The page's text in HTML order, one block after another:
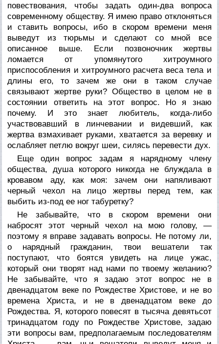
повествования, чтобы задать один-два вопроса
современному обществу. Я имею право отклоняться
и ставить вопросы, ибо в скором времени меня
выведут из тюрьмы и сделают со мной все
описанное выше. Если позвоночник жертвы
ломается от упомянутого хитроумного
приспособления и хитроумного расчета веса тела и
длины его, то зачем же они в таком случае
связывают жертве руки? Общество в целом не в
состоянии ответить на этот вопрос. Но я знаю
почему. И это знает любитель, когда-либо
участвовавший в линчевании и видевший, как
жертва взмахивает руками, хватается за веревку и
ослабляет петлю вокруг шеи, силясь перевести дух.
Еще один вопрос задам я нарядному члену
общества, душа которого никогда не блуждала в
кровавом аду, как моя: зачем они напяливают
черный чехол на лицо жертвы перед тем, как
выбить из-под ее ног табуретку?
Не забывайте, что в скором времени они
набросят этот черный чехол на мою голову, —
поэтому я вправе задавать вопросы. Не потому ли,
о нарядный гражданин, твои вешатели так
поступают, что боятся увидеть на лице ужас,
который они творят над нами по твоему желанию?
Не забывайте, что я задаю этот вопрос не в
двенадцатом веке по Рождестве Христове, и не во
времена Христа, и не в двенадцатом веке до
Рождества. Я, которого повесят в тысяча девятьсот
тринадцатом году по Рождестве Христове, задаю
эти вопросы вам, предполагаемым последователям